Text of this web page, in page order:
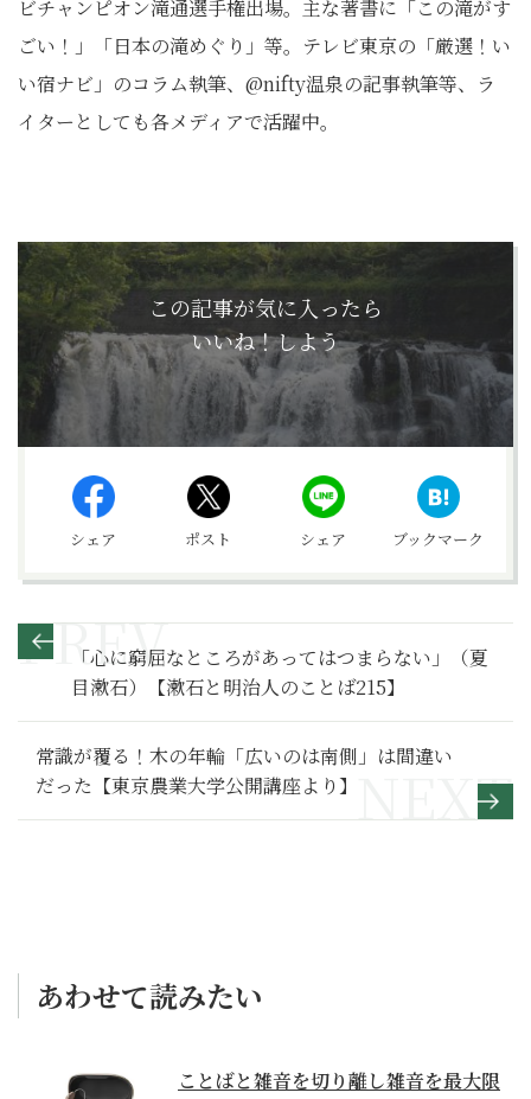
ビチャンピオン滝通選手権出場。主な著書に「この滝がす
ごい！」「日本の滝めぐり」等。テレビ東京の「厳選！い
い宿ナビ」のコラム執筆、@nifty温泉の記事執筆等、ラ
イターとしても各メディアで活躍中。
この記事が気に入ったら
いいね！しよう
シェア ポスト シェア ブックマーク
「心に窮屈なところがあってはつまらない」（夏
目漱石）【漱石と明治人のことば215】
常識が覆る！木の年輪「広いのは南側」は間違い
だった【東京農業大学公開講座より】
あわせて読みたい
ことばと雑音を切り離し雑音を最大限